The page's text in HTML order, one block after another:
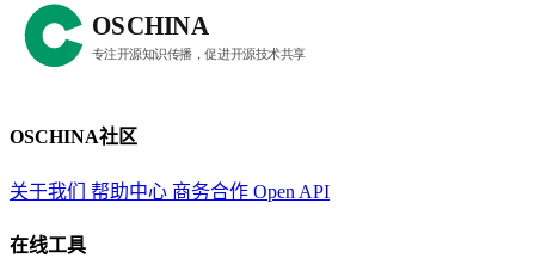
OSCHINA社区
关于我们 帮助中心 商务合作 Open API
在线工具